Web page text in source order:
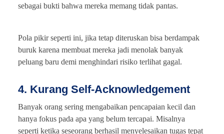
sebagai bukti bahwa mereka memang tidak pantas.
Pola pikir seperti ini, jika tetap diteruskan bisa berdampak
buruk karena membuat mereka jadi menolak banyak
peluang baru demi menghindari risiko terlihat gagal.
4. Kurang Self-Acknowledgement
Banyak orang sering mengabaikan pencapaian kecil dan
hanya fokus pada apa yang belum tercapai. Misalnya
seperti ketika seseorang berhasil menyelesaikan tugas tepat